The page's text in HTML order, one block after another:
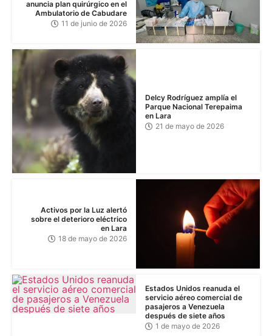
anuncia plan quirúrgico en el
Ambulatorio de Cabudare
11 de junio de 2026
Delcy Rodríguez amplía el
Parque Nacional Terepaima
en Lara
21 de mayo de 2026
Activos por la Luz alertó
sobre el deterioro eléctrico
en Lara
18 de mayo de 2026
Estados Unidos reanuda el
servicio aéreo comercial de
pasajeros a Venezuela
después de siete años
1 de mayo de 2026